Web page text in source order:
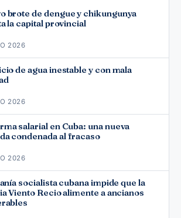
brote de dengue y chikungunya
la capital provincial
2026
de agua inestable y con mala
2026
salarial en Cuba: una nueva
condenada al fracaso
2026
socialista cubana impide que la
Viento Recio alimente a ancianos